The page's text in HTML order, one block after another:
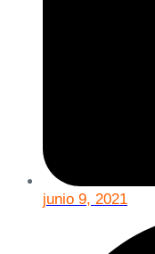
junio 9, 2021